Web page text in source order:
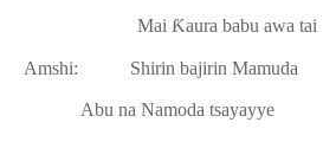
Mai Ƙaura babu awa tai
Amshi: Shirin bajirin Mamuda
Abu na Namoda tsayayye